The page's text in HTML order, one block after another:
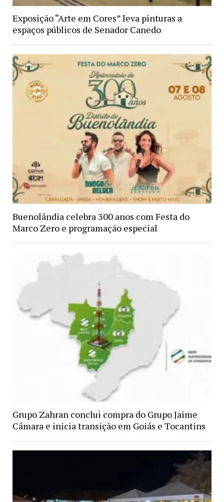
Exposição “Arte em Cores” leva pinturas a
espaços públicos de Senador Canedo
Buenolândia celebra 300 anos com Festa do
Marco Zero e programação especial
Grupo Zahran conclui compra do Grupo Jaime
Câmara e inicia transição em Goiás e Tocantins